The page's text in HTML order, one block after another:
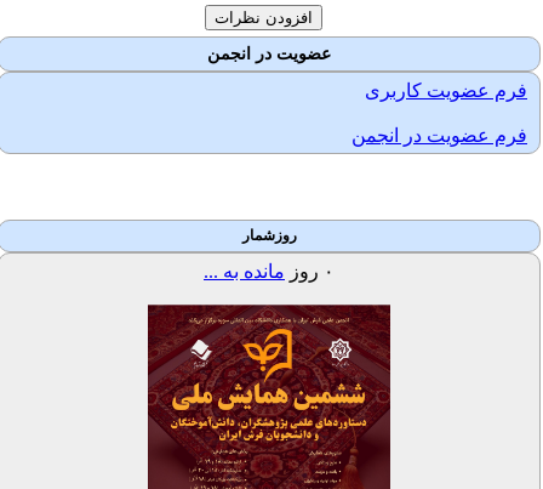
عضویت در انجمن
فرم عضویت کاربری
فرم عضویت در انجمن
روزشمار
روزمانده به ...